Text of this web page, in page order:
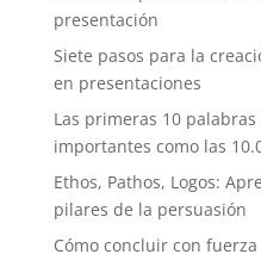
presentación
Siete pasos para la
en presentaciones
Las primeras 10
importantes como las
Ethos, Pathos, Logos:
pilares de la persuasión
Cómo concluir con